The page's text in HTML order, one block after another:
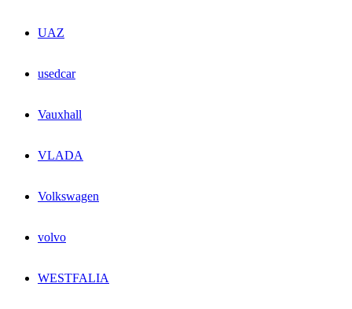
UAZ
usedcar
Vauxhall
VLADA
Volkswagen
volvo
WESTFALIA